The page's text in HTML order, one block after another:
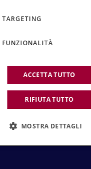
TARGETING
FUNZIONALITÀ
ACCETTA TUTTO
RIFIUTA TUTTO
MOSTRA DETTAGLI